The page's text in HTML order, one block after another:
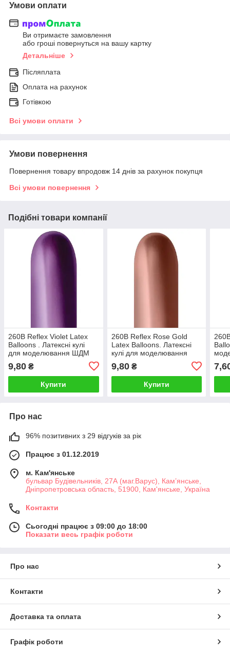
Умови оплати
Ви отримаєте замовлення
або гроші повернуться на вашу картку
Детальніше
Післяплата
Оплата на рахунок
Готівкою
Всі умови оплати
Умови повернення
Повернення товару впродовж 14 днів за рахунок покупця
Всі умови повернення
Подібні товари компанії
260B Reflex Violet Latex
Balloons . Латексні кулі
для моделювання ШДМ
9,80 ₴
Купити
260B Reflex Rose Gold
Latex Balloons. Латексні
кулі для моделювання
9,80₴
Купити
Про нас
96% позитивних з 29 відгуків за рік
Працює з 01.12.2019
м. Кам'янське
бульвар Будівельників, 27А (маг.Варус), Кам’янське,
Дніпропетровська область, 51900, Кам'янське, Україна
Контакти
Сьогодні працює з 09:00 до 18:00
Показати весь графік роботи
Про нас
Контакти
Доставка та оплата
Графік роботи